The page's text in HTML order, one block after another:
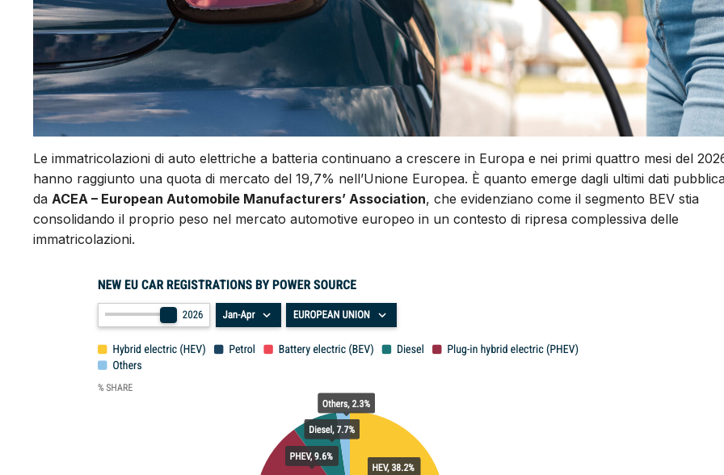
Le immatricolazioni di auto elettriche a batteria continuano a crescere in Europa e nei primi quattro mesi del
hanno raggiunto una quota di mercato del 19,7% nell’Unione Europea. È quanto emerge dagli ultimi dati
da ACEA – European Automobile Manufacturers’ Association, che evidenziano come il segmento BEV stia
consolidando il proprio peso nel mercato automotive europeo in un contesto di ripresa complessiva delle
immatricolazioni.